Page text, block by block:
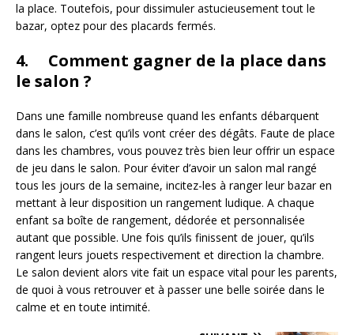
la place. Toutefois, pour dissimuler astucieusement tout le
bazar, optez pour des placards fermés.
4. Comment gagner de la place dans
le salon ?
Dans une famille nombreuse quand les enfants débarquent
dans le salon, c’est qu’ils vont créer des dégâts. Faute de place
dans les chambres, vous pouvez très bien leur offrir un espace
de jeu dans le salon. Pour éviter d’avoir un salon mal rangé
tous les jours de la semaine, incitez-les à ranger leur bazar en
mettant à leur disposition un rangement ludique. A chaque
enfant sa boîte de rangement, dédorée et personnalisée
autant que possible. Une fois qu’ils finissent de jouer, qu’ils
rangent leurs jouets respectivement et direction la chambre.
Le salon devient alors vite fait un espace vital pour les parents,
de quoi à vous retrouver et à passer une belle soirée dans le
calme et en toute intimité.